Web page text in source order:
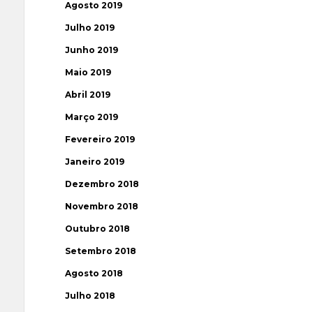
Agosto 2019
Julho 2019
Junho 2019
Maio 2019
Abril 2019
Março 2019
Fevereiro 2019
Janeiro 2019
Dezembro 2018
Novembro 2018
Outubro 2018
Setembro 2018
Agosto 2018
Julho 2018